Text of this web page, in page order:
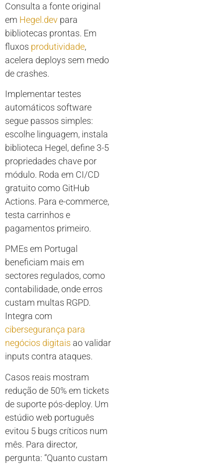
Consulta a fonte original
em Hegel.dev para
bibliotecas prontas. Em
fluxos produtividade,
acelera deploys sem medo
de crashes.
Implementar testes
automáticos software
segue passos simples:
escolhe linguagem, instala
biblioteca Hegel, define 3-5
propriedades chave por
módulo. Roda em CI/CD
gratuito como GitHub
Actions. Para e-commerce,
testa carrinhos e
pagamentos primeiro.
PMEs em Portugal
beneficiam mais em
sectores regulados, como
contabilidade, onde erros
custam multas RGPD.
Integra com
cibersegurança para
negócios digitais ao validar
inputs contra ataques.
Casos reais mostram
redução de 50% em tickets
de suporte pós-deploy. Um
estúdio web português
evitou 5 bugs críticos num
mês. Para director,
pergunta: “Quanto custam